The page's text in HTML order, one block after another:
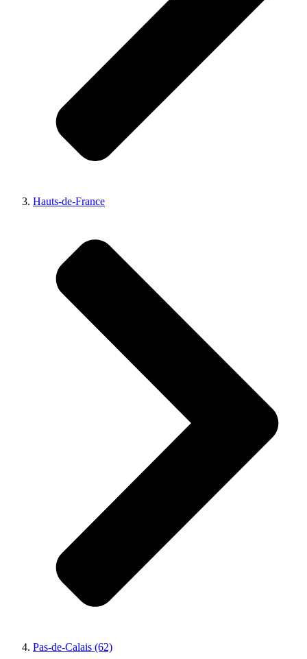
Hauts-de-France
Pas-de-Calais (62)